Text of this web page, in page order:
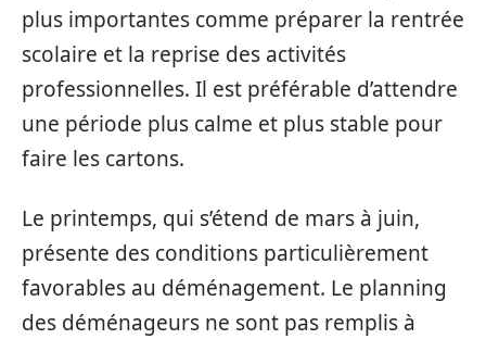
plus importantes comme préparer la rentrée
scolaire et la reprise des activités
professionnelles. Il est préférable d’attendre
une période plus calme et plus stable pour
faire les cartons.
Le printemps, qui s’étend de mars à juin,
présente des conditions particulièrement
favorables au déménagement. Le planning
des déménageurs ne sont pas remplis à